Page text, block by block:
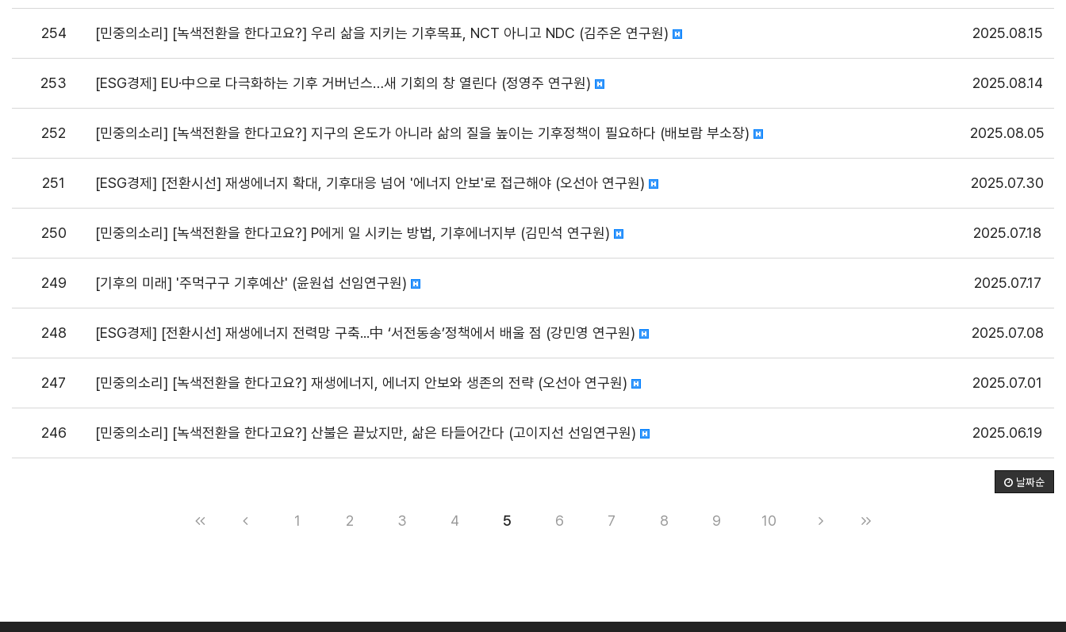
254 [민중의소리] [녹색전환을 한다고요?] 우리 삶을 지키는 기후목표, NCT 아니고 NDC (김주온 연구원) 2025.08.15
253 [ESG경제] EU·中으로 다극화하는 기후 거버넌스…새 기회의 창 열린다 (정영주 연구원) 2025.08.14
252 [민중의소리] [녹색전환을 한다고요?] 지구의 온도가 아니라 삶의 질을 높이는 기후정책이 필요하다 (배보람 부소장) 2025.08.05
251 [ESG경제] [전환시선] 재생에너지 확대, 기후대응 넘어 '에너지 안보'로 접근해야 (오선아 연구원) 2025.07.30
250 [민중의소리] [녹색전환을 한다고요?] P에게 일 시키는 방법, 기후에너지부 (김민석 연구원) 2025.07.18
249 [기후의 미래] '주먹구구 기후예산' (윤원섭 선임연구원) 2025.07.17
248 [ESG경제] [전환시선] 재생에너지 전력망 구축...中 ‘서전동송’정책에서 배울 점 (강민영 연구원) 2025.07.08
247 [민중의소리] [녹색전환을 한다고요?] 재생에너지, 에너지 안보와 생존의 전략 (오선아 연구원) 2025.07.01
246 [민중의소리] [녹색전환을 한다고요?] 산불은 끝났지만, 삶은 타들어간다 (고이지선 선임연구원) 2025.06.19
날짜순
1 2 3 4 5 6 7 8 9 10